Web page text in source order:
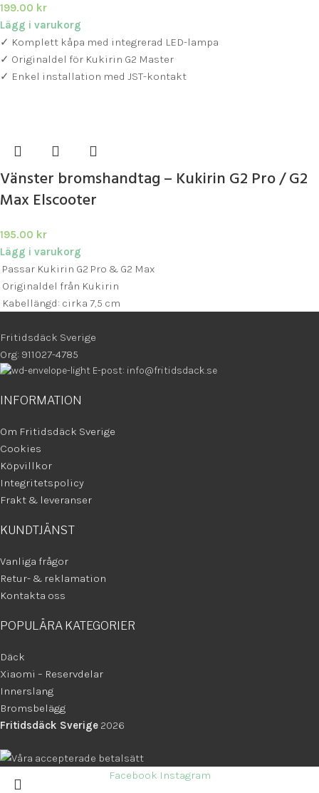
199.00 kr
Lägg i varukorg
✓ Komplett kåpa med integrerad LED-lampa
✓ Originaldel för Kukirin G2 Master
✓ Enkel installation med JST-kontakt
Vänster bromshandtag – Kukirin G2 Pro / G2
Max Elscooter
195.00 kr
Lägg i varukorg
Passar Kukirin G2 Pro & G2 Max
Originaldel från Kukirin
Kabellängd: cirka 7,5 cm
Fritidsdäck Sverige
Org: 911027-4785
E-post: info@fritidsdack.se
INFORMATION
Om Fritidsdäck Sverige
Cookies
Köpvillkor
Integritetspolicy
Frakt & leveranser
KUNDTJÄNST
Vanliga frågor
Retur- & reklamation
Kontakta oss
POPULÄRA KATEGORIER
Däck
Xiaomi – Reservdelar
Innerslang
Bromsbelägg
Fritidsdäck Sverige 2026
Facebook Instagram